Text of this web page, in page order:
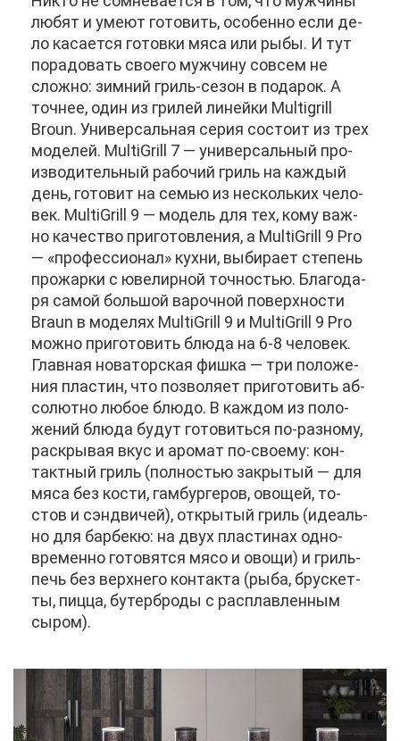
лю­бят и уме­ют го­то­вить, осо­бен­но ес­ли де­
ло ка­са­ет­ся го­тов­ки мя­са или ры­бы. И тут
по­ра­до­вать сво­е­го муж­чи­ну со­всем не
слож­но: зим­ний гриль-се­зон в по­да­рок. А
точ­нее, один из гри­лей ли­ней­ки Multigrill
Broun. Уни­вер­саль­ная се­рия со­сто­ит из трех
мо­де­лей. MultiGrill 7 — уни­вер­саль­ный про­
из­во­ди­тель­ный ра­бо­чий гриль на каж­дый
день, го­то­вит на се­мью из несколь­ких че­ло­
век. MultiGrill 9 — мо­дель для тех, ко­му важ­
но ка­че­ство при­го­тов­ле­ния, а MultiGrill 9 Pro
— «про­фес­си­о­нал» кух­ни, вы­би­ра­ет сте­пень
про­жар­ки с юве­лир­ной точ­но­стью. Бла­го­да­
ря са­мой боль­шой ва­роч­ной по­верх­но­сти
Braun в мо­де­лях MultiGrill 9 и MultiGrill 9 Pro
мож­но при­го­то­вить блю­да на 6-8 че­ло­век.
Глав­ная но­ва­тор­ская фиш­ка — три по­ло­же­
ния пла­стин, что поз­во­ля­ет при­го­то­вить аб­
со­лют­но лю­бое блю­до. В каж­дом из по­ло­
же­ний блю­да бу­дут го­то­вить­ся по-раз­но­му,
рас­кры­вая вкус и аро­мат по-сво­е­му: кон­
такт­ный гриль (пол­но­стью за­кры­тый — для
мя­са без ко­сти, гам­бур­ге­ров, ово­щей, то­
стов и сэнд­ви­чей), от­кры­тый гриль (иде­аль­
но для бар­бекю: на двух пла­сти­нах од­но­
вре­мен­но го­то­вят­ся мя­со и ово­щи) и гриль-
печь без верх­не­го кон­так­та (ры­ба, брус­кет­
ты, пиц­ца, бу­тер­бро­ды с рас­плав­лен­ным
сы­ром).